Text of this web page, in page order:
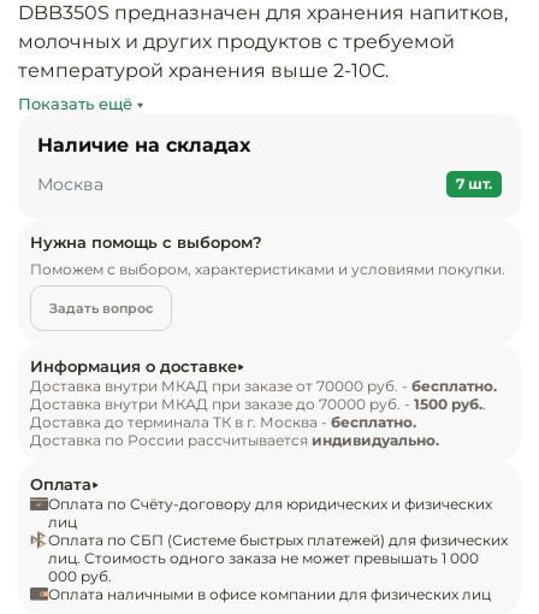
Инвентарь
приборы
Нейтральное
Линии
Оснащение
DBB350S предназначен для хранения напитков,
молочных и других продуктов с требуемой
температурой хранения выше 2-10C.
Стандартная конструкция позволяет
демонстрировать содержимое покупателям.
представленного на сайте.
Показать ещё
Наличие на складах
Москва 7 шт.
Нужна помощь с выбором?
Поможем с выбором, характеристиками и условиями покупки.
Задать вопрос
Информация о доставке
Доставка внутри МКАД при заказе от 70000 руб. - бесплатно.
Доставка внутри МКАД при заказе до 70000 руб. - 1500 руб..
Доставка до терминала ТК в г. Москва - бесплатно.
Доставка по России рассчитывается индивидуально.
Оплата
Оплата по Счёту-договору для юридических и физических
лиц
Оплата по СБП (Системе быстрых платежей) для физических
лиц. Стоимость одного заказа не может превышать 1 000
000 руб.
Оплата наличными в офисе компании для физических лиц